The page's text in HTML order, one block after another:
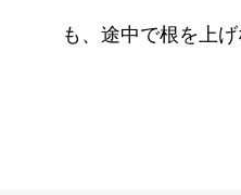
も、途中で根を上